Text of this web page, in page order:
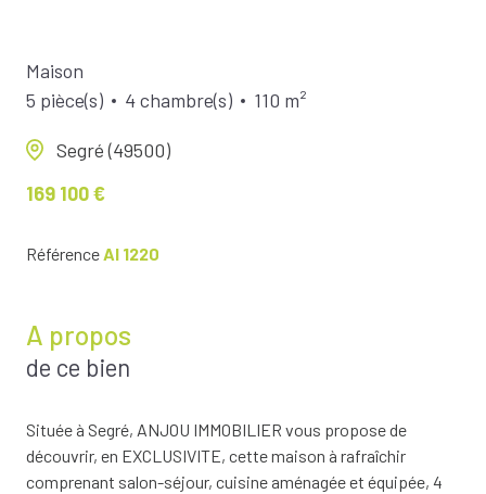
Maison
5 pièce(s)
4 chambre(s) 110 m²
Segré (49500)
169 100 €
RéférenceAI 1220
A propos
de ce bien
Située à Segré, ANJOU IMMOBILIER vous propose de
découvrir, en EXCLUSIVITE, cette maison à rafraîchir
comprenant salon-séjour, cuisine aménagée et équipée, 4